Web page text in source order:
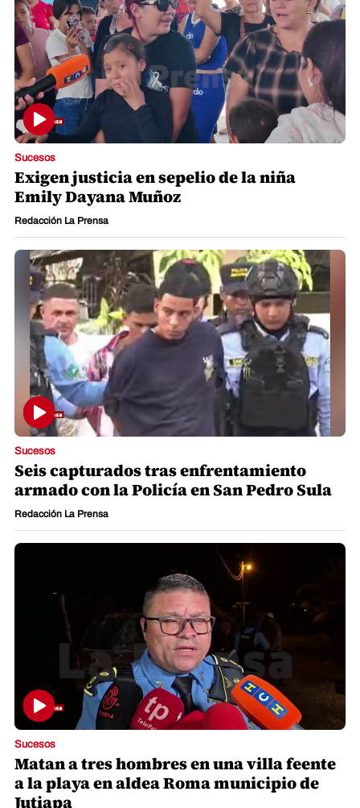
Sucesos
Exigen justicia en sepelio de la niña
Emily Dayana Muñoz
Redacción La Prensa
Sucesos
Seis capturados tras enfrentamiento
armado con la Policía en San Pedro Sula
Redacción La Prensa
Sucesos
Matan a tres hombres en una villa feente
a la playa en aldea Roma municipio de
Jutiapa